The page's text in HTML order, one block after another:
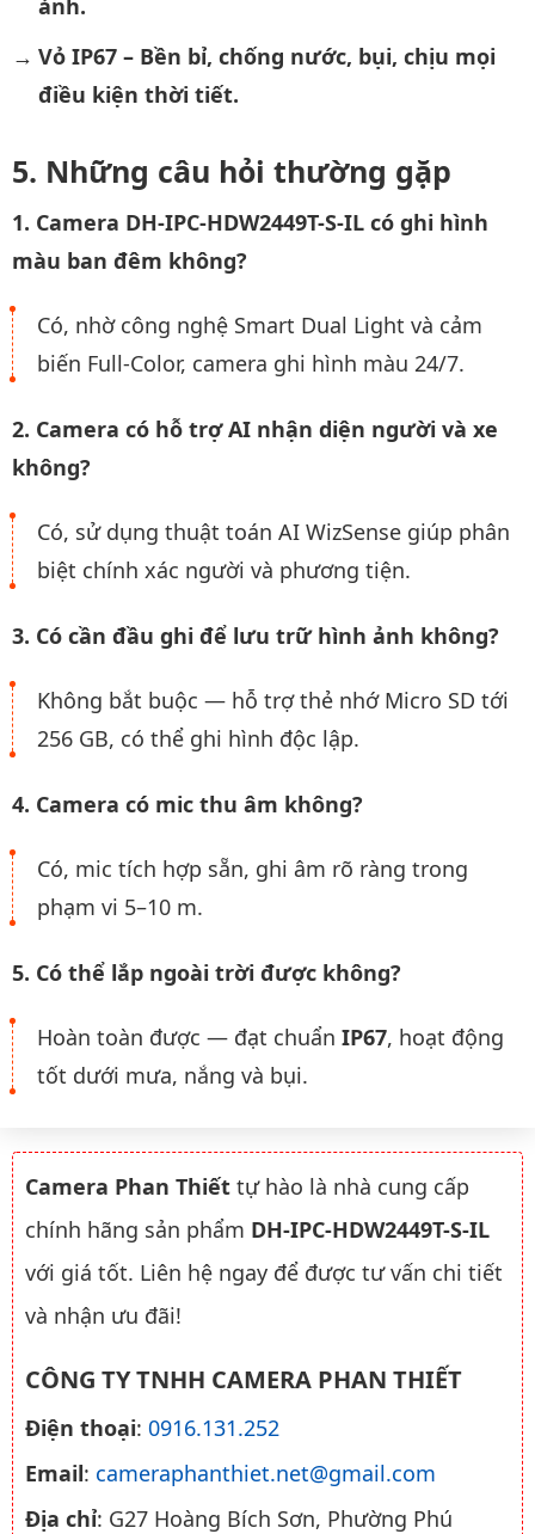
Vỏ IP67 – Bền bỉ, chống nước, bụi, chịu mọi
điều kiện thời tiết.
Những câu hỏi thường gặp
1. Camera DH-IPC-HDW2449T-S-IL có ghi hình
màu ban đêm không?
Có, nhờ công nghệ Smart Dual Light và cảm
biến Full-Color, camera ghi hình màu 24/7.
2. Camera có hỗ trợ AI nhận diện người và xe
không?
Có, sử dụng thuật toán AI WizSense giúp phân
biệt chính xác người và phương tiện.
3. Có cần đầu ghi để lưu trữ hình ảnh không?
Không bắt buộc — hỗ trợ thẻ nhớ Micro SD tới
256 GB, có thể ghi hình độc lập.
4. Camera có mic thu âm không?
Có, mic tích hợp sẵn, ghi âm rõ ràng trong
phạm vi 5–10 m.
5. Có thể lắp ngoài trời được không?
Hoàn toàn được — đạt chuẩn IP67, hoạt động
tốt dưới mưa, nắng và bụi.
Camera Phan Thiết tự hào là nhà cung cấp
chính hãng sản phẩm DH-IPC-HDW2449T-S-IL
với giá tốt. Liên hệ ngay để được tư vấn chi tiết
và nhận ưu đãi!
CÔNG TY TNHH CAMERA PHAN THIẾT
Điện thoại: 0916.131.252
Email: cameraphanthiet.net@gmail.com
Địa chỉ: G27 Hoàng Bích Sơn, Phường Phú